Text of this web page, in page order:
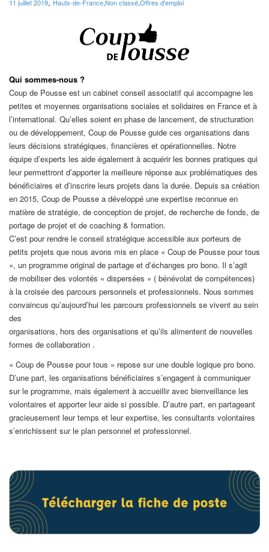
11 juillet 2019 Hauts-de-France,Non classé,Offres d'emploi
Qui sommes-nous ?
Coup de Pousse est un cabinet conseil associatif qui accompagne les
petites et moyennes organisations sociales et solidaires en France et à
l’international. Qu’elles soient en phase de lancement, de structuration
ou de développement, Coup de Pousse guide ces organisations dans
leurs décisions stratégiques, financières et opérationnelles. Notre
équipe d’experts les aide également à acquérir les bonnes pratiques qui
leur permettront d’apporter la meilleure réponse aux problématiques des
bénéficiaires et d’inscrire leurs projets dans la durée. Depuis sa création
en 2015, Coup de Pousse a développé une expertise reconnue en
matière de stratégie, de conception de projet, de recherche de fonds, de
portage de projet et de coaching & formation.
C’est pour rendre le conseil stratégique accessible aux porteurs de
petits projets que nous avons mis en place « Coup de Pousse pour tous
», un programme original de partage et d’échanges pro bono. Il s’agit
de mobiliser des volontés « dispersées » ( bénévolat de compétences)
à la croisée des parcours personnels et professionnels. Nous sommes
convaincus qu’aujourd’hui les parcours professionnels se vivent au sein
des
organisations, hors des organisations et qu’ils alimentent de nouvelles
formes de collaboration .
« Coup de Pousse pour tous » repose sur une double logique pro bono.
D’une part, les organisations bénéficiaires s’engagent à communiquer
sur le programme, mais également à accueillir avec bienveillance les
volontaires et apporter leur aide si possible. D’autre part, en partageant
gracieusement leur temps et leur expertise, les consultants volontaires
s’enrichissent sur le plan personnel et professionnel.